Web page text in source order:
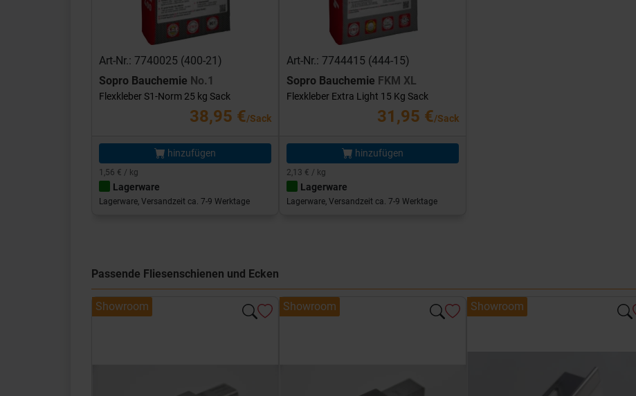
Art-Nr.: 7740025 (400-21)
Sopro Bauchemie No.1
Flexkleber S1-Norm 25 kg Sack
38,95 €/Sack
hinzufügen
1,56 € / kg
Lagerware
Lagerware, Versandzeit ca. 7-9 Werktage
Art-Nr.: 7744415 (444-15)
Sopro Bauchemie FKM XL
Flexkleber Extra Light 15 Kg Sack
31,95 €/Sack
hinzufügen
2,13 € / kg
Lagerware
Lagerware, Versandzeit ca. 7-9 Werktage
Passende Fliesenschienen und Ecken
Showroom Showroom Showroom